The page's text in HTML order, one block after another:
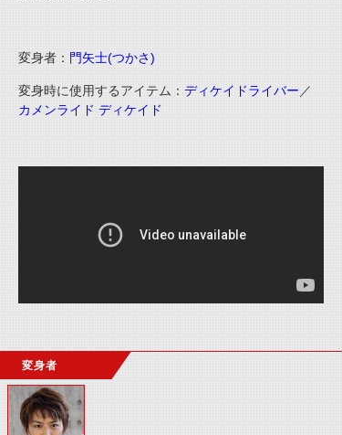
変身者： 門矢士(つかさ)
変身時に使用するアイテム： ディケイドライバー ／
カメンライド ディケイド
変身者